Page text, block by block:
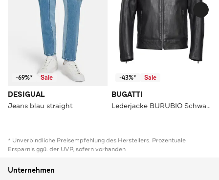
-69%* Sale
DESIGUAL
Jeans blau straight
-43%* Sale
BUGATTI
Lederjacke BURUBIO Schwarz
* Unverbindliche Preisempfehlung des Herstellers. Prozentuale
Ersparnis ggü. der UVP, sofern vorhanden
Unternehmen